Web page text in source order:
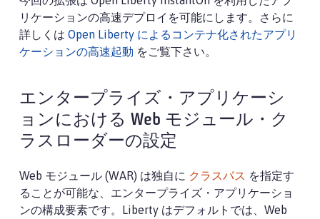
リケーションの高速デプロイを可能にします。さらに
詳しくは Open Liberty によるコンテナ化されたアプリ
ケーションの高速起動 をご覧下さい。
エンタープライズ・アプリケーシ
ョンにおける Web モジュール・ク
ラスローダーの設定
Web モジュール (WAR) は独自に クラスパス を指定す
ることが可能な、エンタープライズ・アプリケーショ
ンの構成要素です。Liberty はデフォルトでは、Web